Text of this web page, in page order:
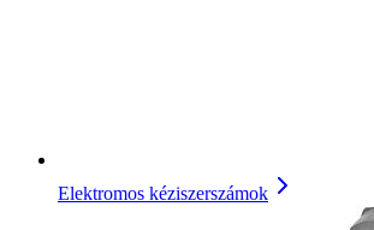
Elektromos kéziszerszámok